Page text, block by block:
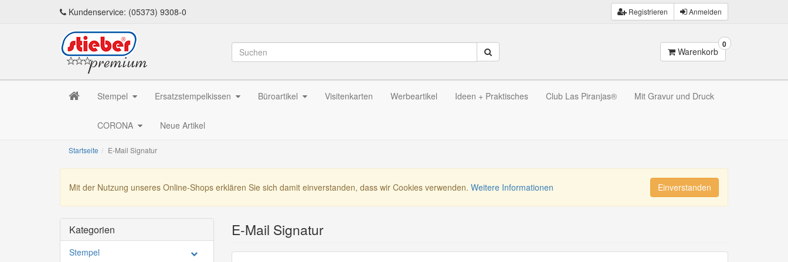
Kundenservice: (05373) 9308-0 Registrieren Anmelden
0
Warenkorb
Stempel Ersatzstempelkissen Büroartikel Visitenkarten Werbeartikel Ideen + Praktisches Club Las Piranjas® Mit Gravur und Druck
CORONA Neue Artikel
Startseite E-Mail Signatur
Mit der Nutzung unseres Online-Shops erklären Sie sich damit einverstanden, dass wir Cookies verwenden. Weitere Informationen Einverstanden
E-Mail Signatur
Kategorien
Stempel